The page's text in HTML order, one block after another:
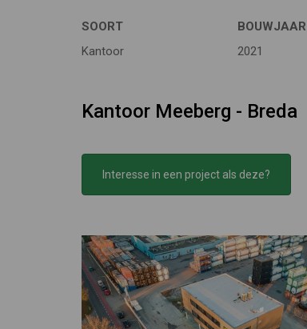
SOORT
Kantoor
BOUWJAAR
2021
Kantoor Meeberg - Breda
Interesse in een project als deze?